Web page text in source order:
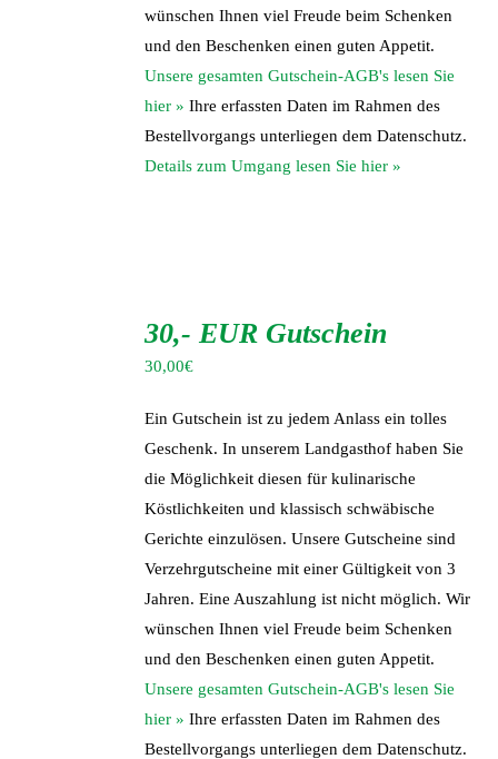
wünschen Ihnen viel Freude beim Schenken
und den Beschenken einen guten Appetit.
Unsere gesamten Gutschein-AGB's lesen Sie
hier » Ihre erfassten Daten im Rahmen des
Bestellvorgangs unterliegen dem Datenschutz.
Details zum Umgang lesen Sie hier »
30,- EUR Gutschein
30,00€
Ein Gutschein ist zu jedem Anlass ein tolles
Geschenk. In unserem Landgasthof haben Sie
die Möglichkeit diesen für kulinarische
Köstlichkeiten und klassisch schwäbische
Gerichte einzulösen. Unsere Gutscheine sind
Verzehrgutscheine mit einer Gültigkeit von 3
Jahren. Eine Auszahlung ist nicht möglich. Wir
wünschen Ihnen viel Freude beim Schenken
und den Beschenken einen guten Appetit.
Unsere gesamten Gutschein-AGB's lesen Sie
hier » Ihre erfassten Daten im Rahmen des
Bestellvorgangs unterliegen dem Datenschutz.